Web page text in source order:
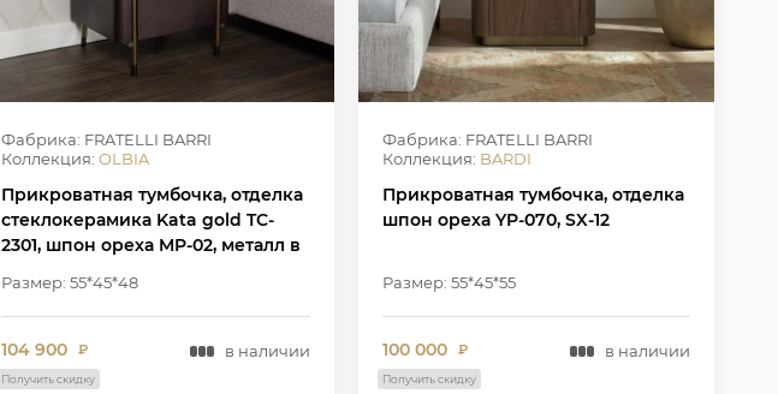
Фабрика: FRATELLI BARRI
Коллекция:OLBIA
Прикроватная тумбочка, отделка
стеклокерамика Kata gold TC-
2301, шпон ореха MP-02, металл в
Размер: 55*45*48
104 900 ₽ в наличии
Получить скидку
Фабрика: FRATELLI BARRI
Коллекция: BARDI
Прикроватная тумбочка, отделка
шпон ореха YP-070, SX-12
Размер: 55*45*55
100 000 ₽ в наличии
Получить скидку